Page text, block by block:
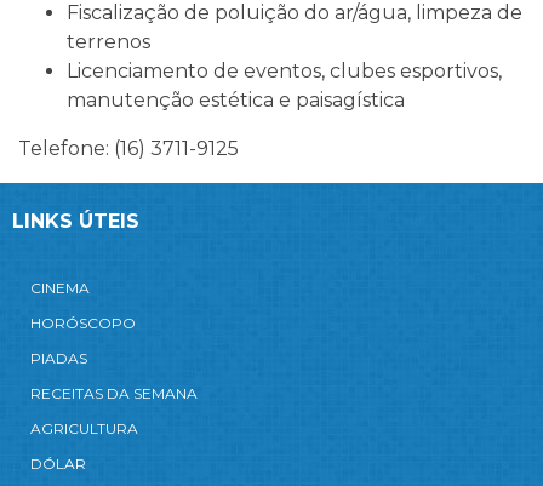
Fiscalização de poluição do ar/água, limpeza de
terrenos
Licenciamento de eventos, clubes esportivos,
manutenção estética e paisagística
Telefone: (16) 3711-9125
LINKS ÚTEIS
CINEMA
HORÓSCOPO
PIADAS
RECEITAS DA SEMANA
AGRICULTURA
DÓLAR